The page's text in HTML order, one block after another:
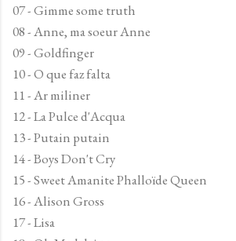
07 - Gimme some truth
08 - Anne, ma soeur Anne
09 - Goldfinger
10 - O que faz falta
11 - Ar miliner
12 - La Pulce d'Acqua
13 - Putain putain
14 - Boys Don't Cry
15 - Sweet Amanite Phalloïde Queen
16 - Alison Gross
17 - Lisa